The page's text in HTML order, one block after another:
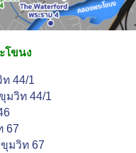
โขนง
44/1
มวิท 44/1
67
มวิท 67